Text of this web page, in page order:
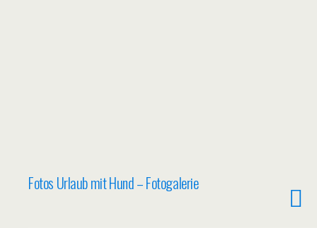
Fotos Urlaub mit Hund – Fotogalerie